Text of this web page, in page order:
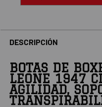
DESCRIPCIÓN
BOTAS DE
LEONE 1947
AGILIDAD,